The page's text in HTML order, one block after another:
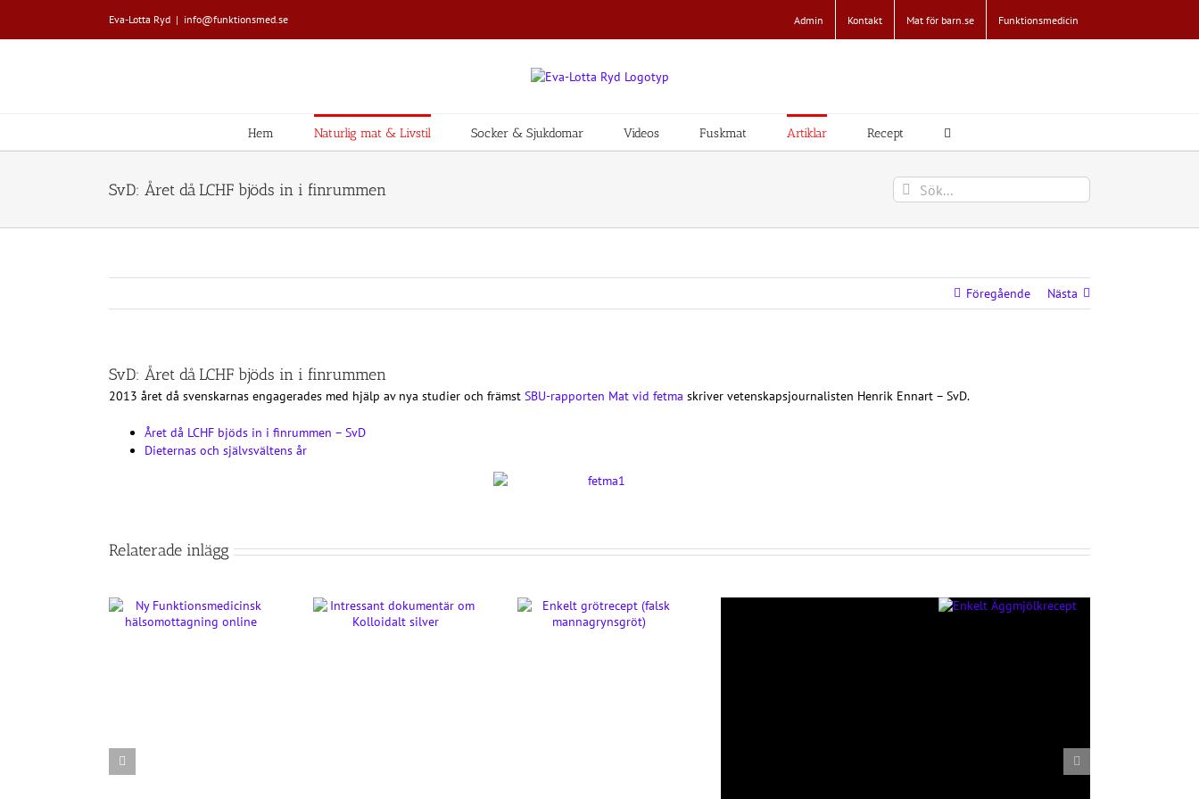
innehållet
Eva-Lotta Ryd | info@funktionsmed.se Admin Kontakt Mat för barn.se Funktionsmedicin
Hem Naturlig mat & Livstil Socker & Sjukdomar Videos Fuskmat Artiklar Recept
SvD: Året då LCHF bjöds in i finrummen
Sök
efter:
Föregående Nästa
SvD: Året då LCHF bjöds in i finrummen
2013 året då svenskarnas engagerades med hjälp av nya studier och främst SBU-rapporten Mat vid fetma skriver vetenskapsjournalisten Henrik Ennart – SvD.
Året då LCHF bjöds in i finrummen – SvD
Dieternas och självsvältens år
Relaterade inlägg